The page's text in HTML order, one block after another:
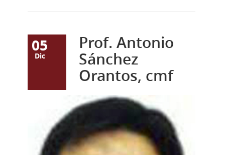
05
Dic
Prof. Antonio
Sánchez
Orantos, cmf
descarga.jpg